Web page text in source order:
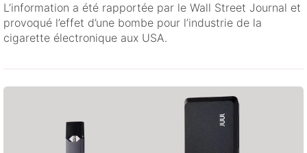
L’information a été rapportée par le Wall Street Journal et
provoqué l’effet d’une bombe pour l’industrie de la
cigarette électronique aux USA.